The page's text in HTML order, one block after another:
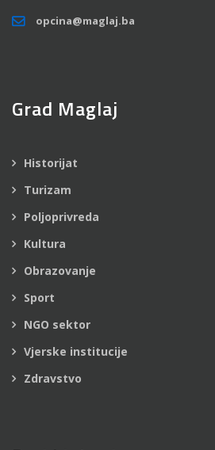
opcina@maglaj.ba
Grad Maglaj
Historijat
Turizam
Poljoprivreda
Kultura
Obrazovanje
Sport
NGO sektor
Vjerske institucije
Zdravstvo